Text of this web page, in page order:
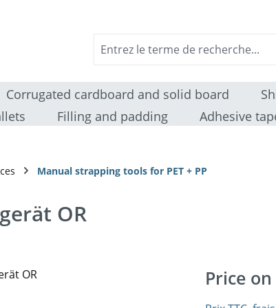
Corrugated cardboard and solid board
Filling and padding Adhesive
Manual strapping tools for PET + PP
OR
Price